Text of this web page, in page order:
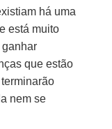
há uma
está muito
ganhar
que estão
nem se